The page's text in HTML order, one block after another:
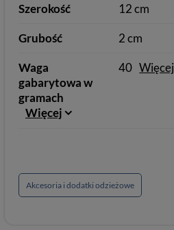
Szerokość 12 cm
Grubość 2 cm
Waga
gabarytowa w
gramach
Więcej
40 Więcej
Akcesoria i dodatki odzieżowe